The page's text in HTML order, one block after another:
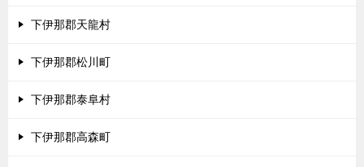
下伊那郡天龍村
下伊那郡松川町
下伊那郡泰阜村
下伊那郡高森町